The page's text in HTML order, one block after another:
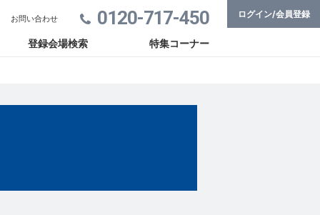
0120-717-450
登録会場検索 特集コーナー
お問い合わせ ログイン/会員登録